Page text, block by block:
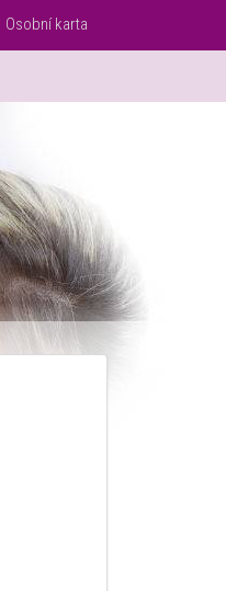
Osobní karta